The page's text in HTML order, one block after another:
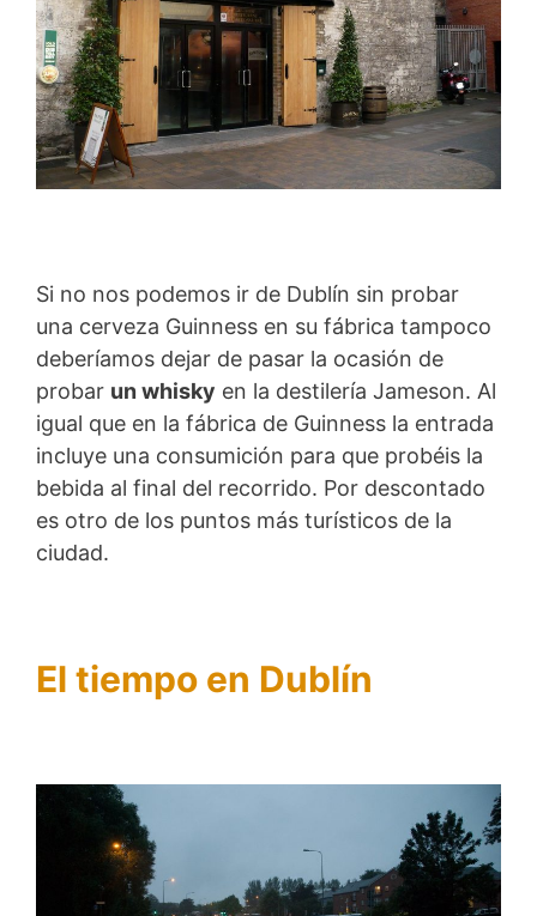
Si no nos podemos ir de Dublín sin probar
una cerveza Guinness en su fábrica tampoco
deberíamos dejar de pasar la ocasión de
probar un whisky en la destilería Jameson. Al
igual que en la fábrica de Guinness la entrada
incluye una consumición para que probéis la
bebida al final del recorrido. Por descontado
es otro de los puntos más turísticos de la
ciudad.
El tiempo en Dublín